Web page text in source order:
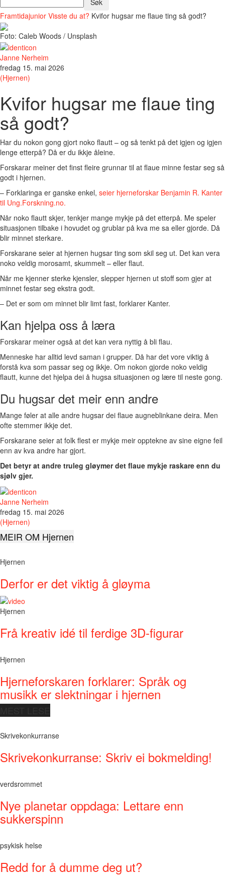
Framtidajunior Visste du at? Kvifor hugsar me flaue ting så godt?
Foto: Caleb Woods / Unsplash
Janne Nerheim
fredag 15. mai 2026
(Hjernen)
Kvifor hugsar me flaue ting
så godt?
Har du nokon gong gjort noko flautt – og så tenkt på det igjen og igjen
lenge etterpå? Då er du ikkje åleine.
Forskarar meiner det finst fleire grunnar til at flaue minne festar seg så
godt i hjernen.
– Forklaringa er ganske enkel, seier hjerneforskar Benjamin R. Kanter
til Ung.Forskning.no.
Når noko flautt skjer, tenkjer mange mykje på det etterpå. Me speler
situasjonen tilbake i hovudet og grublar på kva me sa eller gjorde. Då
blir minnet sterkare.
Forskarane seier at hjernen hugsar ting som skil seg ut. Det kan vera
noko veldig morosamt, skummelt – eller flaut.
Når me kjenner sterke kjensler, slepper hjernen ut stoff som gjer at
minnet festar seg ekstra godt.
– Det er som om minnet blir limt fast, forklarer Kanter.
Kan hjelpa oss å læra
Forskarar meiner også at det kan vera nyttig å bli flau.
Menneske har alltid levd saman i grupper. Då har det vore viktig å
forstå kva som passar seg og ikkje. Om nokon gjorde noko veldig
flautt, kunne det hjelpa dei å hugsa situasjonen og lære til neste gong.
Du hugsar det meir enn andre
Mange føler at alle andre hugsar dei flaue augneblinkane deira. Men
ofte stemmer ikkje det.
Forskarane seier at folk flest er mykje meir opptekne av sine eigne feil
enn av kva andre har gjort.
Det betyr at andre truleg gløymer det flaue mykje raskare enn du
sjølv gjer.
Janne Nerheim
fredag 15. mai 2026
(Hjernen)
MEIR OM Hjernen
Hjernen
Derfor er det viktig å gløyma
Hjernen
Frå kreativ idé til ferdige 3D-figurar
Hjernen
Hjerneforskaren forklarer: Språk og
musikk er slektningar i hjernen
Skrivekonkurranse
Skrivekonkurranse: Skriv ei bokmelding!
verdsrommet
Nye planetar oppdaga: Lettare enn
sukkerspinn
psykisk helse
Redd for å dumme deg ut?